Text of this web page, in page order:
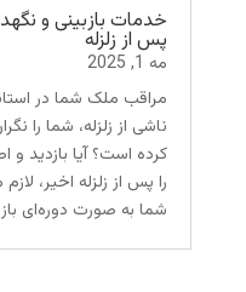
خدمات بازبینی و
پس از زلزله
مه 1, 2025
مراقب ملک شما در
ناشی از زلزله، شما را
کرده است؟ آیا بازدید
را پس از زلزله اخیر،
شما به صورت دوره‌ای